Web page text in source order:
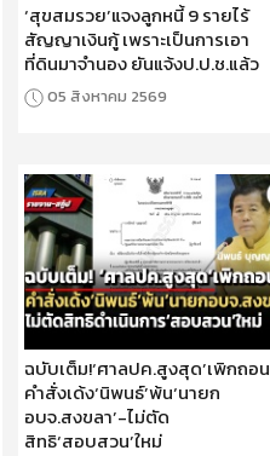
‘สุขสมรวย’แจงลูกหนี้ 9 รายไร้
สัญญาเงินกู้ เพราะเป็นการเอา
ที่ดินมาจำนอง ยันแจ้งป.ป.ช.แล้ว
05 สิงหาคม 2569
ฉบับเต็ม!‘ศาลปค.สูงสุด’เพิกถอน
คำสั่งเด้ง‘นิพนธ์’พ้น‘นายก
อบจ.สงขลา’-ไม่ตัด
สิทธิ‘สอบสวน’ใหม่